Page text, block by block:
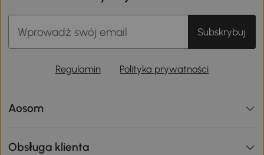
Subskrybuj
Regulamin Polityka prywatności
Aosom
Obsługa klienta